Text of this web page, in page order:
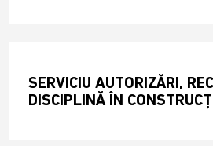
SERVICIU AUTORIZĂRI,
DISCIPLINĂ ÎN